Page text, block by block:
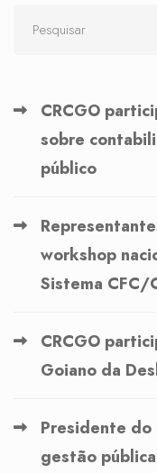
CRCGO
sobre
público
workshop
Sistema CFC/
CRCGO
Goiano da
Presidente do
gestão